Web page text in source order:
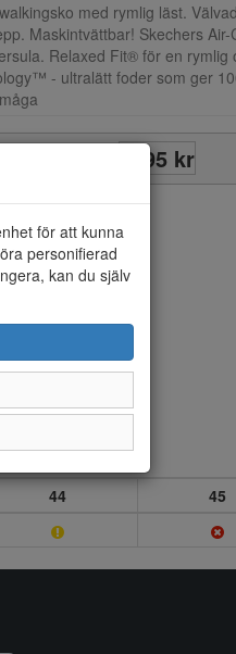
med rymlig läst.
Maskintvättbar! Skechers
Relaxed Fit® för en rymlig
- ultralätt foder som ger
1295 kr
44 45
för att kunna
personifierad
kan du själv